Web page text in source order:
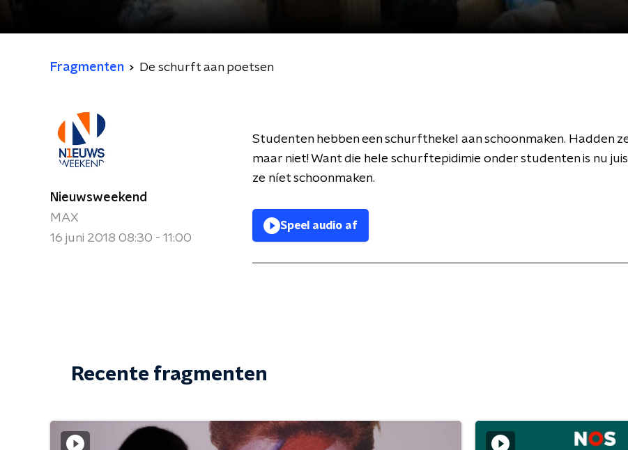
Fragmenten De schurft aan poetsen
Nieuwsweekend
MAX
16 juni 2018 08:30 - 11:00
Studenten hebben een schurfthekel aan schoonmaken. Hadden
maar niet! Want die hele schurftepidimie onder studenten is nu
ze níet schoonmaken.
Speel audio af
Recente fragmenten